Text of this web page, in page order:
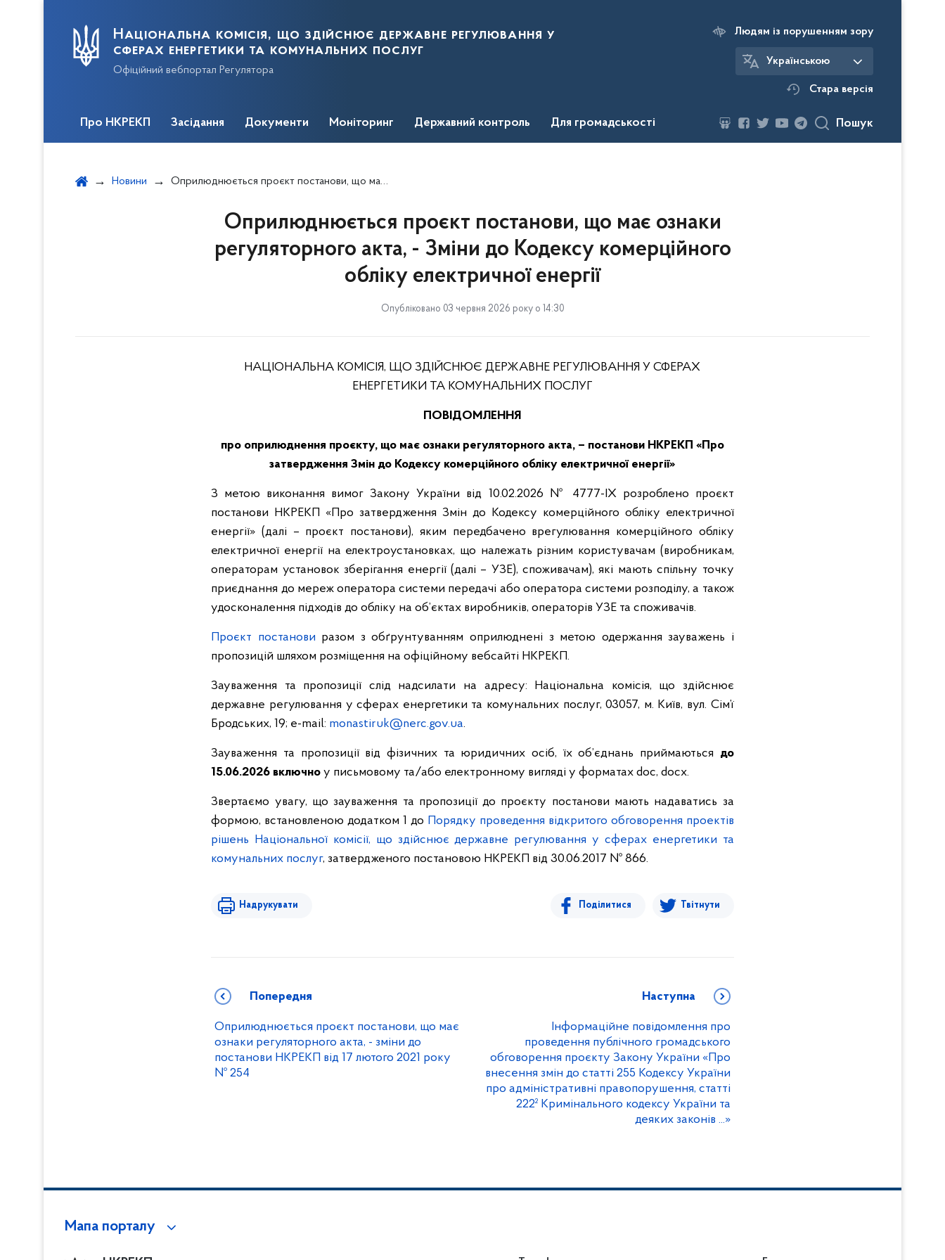
Національна комісія, що здійснює державне регулювання у
сферах енергетики та комунальних послуг
Офіційний вебпортал Регулятора
Людям із порушенням зору
Українською
Стара версія
Про НКРЕКП Засідання Документи Моніторинг Державний контроль Для громадськості Пошук
Новини Оприлюднюється проєкт постанови, що має ознаки регуляторного акта, - Зміни до Кодексу комерційного обліку електричної енергії
Оприлюднюється проєкт постанови, що має ознаки
регуляторного акта, - Зміни до Кодексу комерційного
обліку електричної енергії
Опубліковано 03 червня 2026 року о 14:30
НАЦІОНАЛЬНА КОМІСІЯ, ЩО ЗДІЙСНЮЄ ДЕРЖАВНЕ РЕГУЛЮВАННЯ У СФЕРАХ
ЕНЕРГЕТИКИ ТА КОМУНАЛЬНИХ ПОСЛУГ
ПОВІДОМЛЕННЯ
про оприлюднення проєкту, що має ознаки регуляторного акта, – постанови НКРЕКП «Про
затвердження Змін до Кодексу комерційного обліку електричної енергії»
З метою виконання вимог Закону України від 10.02.2026 № 4777-IX розроблено проєкт
постанови НКРЕКП «Про затвердження Змін до Кодексу комерційного обліку електричної
енергії» (далі – проєкт постанови), яким передбачено врегулювання комерційного обліку
електричної енергії на електроустановках, що належать різним користувачам (виробникам,
операторам установок зберігання енергії (далі – УЗЕ), споживачам), які мають спільну точку
приєднання до мереж оператора системи передачі або оператора системи розподілу, а також
удосконалення підходів до обліку на об’єктах виробників, операторів УЗЕ та споживачів.
Проєкт постанови разом з обґрунтуванням оприлюднені з метою одержання зауважень і
пропозицій шляхом розміщення на офіційному вебсайті НКРЕКП.
Зауваження та пропозиції слід надсилати на адресу: Національна комісія, що здійснює
державне регулювання у сферах енергетики та комунальних послуг, 03057, м. Київ, вул. Сім’ї
Бродських, 19; e-mail: monastiruk@nerc.gov.ua.
Зауваження та пропозиції від фізичних та юридичних осіб, їх об’єднань приймаються до
15.06.2026 включно у письмовому та/або електронному вигляді у форматах doс, docx.
Звертаємо увагу, що зауваження та пропозиції до проєкту постанови мають надаватись за
формою, встановленою додатком 1 до Порядку проведення відкритого обговорення проектів
рішень Національної комісії, що здійснює державне регулювання у сферах енергетики та
комунальних послуг, затвердженого постановою НКРЕКП від 30.06.2017 № 866.
Надрукувати Поділитися Твітнути
Попередня
Оприлюднюється проєкт постанови, що має
ознаки регуляторного акта, - зміни до
постанови НКРЕКП від 17 лютого 2021 року
№ 254
Наступна
Інформаційне повідомлення про
проведення публічного громадського
обговорення проєкту Закону України «Про
внесення змін до статті 255 Кодексу України
про адміністративні правопорушення, статті
222² Кримінального кодексу України та
деяких законів ...»
Мапа порталу